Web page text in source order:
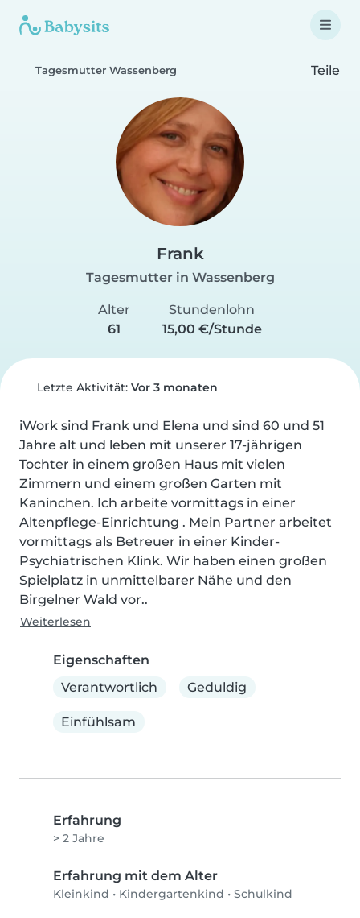
Tagesmutter Wassenberg Teile
Frank
Tagesmutter in Wassenberg
Alter
61
Stundenlohn
15,00 €/Stunde
Letzte Aktivität: Vor 3 monaten
iWork sind Frank und Elena und sind 60 und 51
Jahre alt und leben mit unserer 17-jährigen
Tochter in einem großen Haus mit vielen
Zimmern und einem großen Garten mit
Kaninchen. Ich arbeite vormittags in einer
Altenpflege-Einrichtung . Mein Partner arbeitet
vormittags als Betreuer in einer Kinder-
Psychiatrischen Klink. Wir haben einen großen
Spielplatz in unmittelbarer Nähe und den
Birgelner Wald vor..
Weiterlesen
Eigenschaften
Verantwortlich
Geduldig
Einfühlsam
Erfahrung
> 2 Jahre
Erfahrung mit dem Alter
Kleinkind • Kindergartenkind • Schulkind